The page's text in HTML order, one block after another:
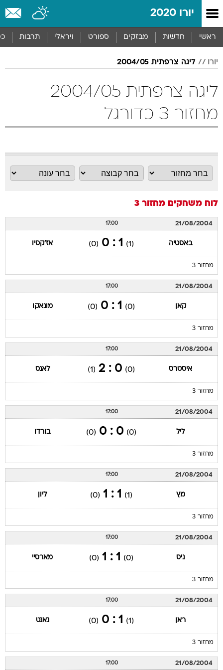
יורו 2020
ראשי חדשות מבזקים ספורט ויראלי תרבות
יורו ליגה צרפתית 2004/05
ליגה צרפתית 2004/05
מחזור 3 כדורגל
לוח משחקים מחזור 3
21/08/2004
17:00
באסטיה (1)
1 : 0
(0) אז'קסיו
מחזור 3
21/08/2004
17:00
קאן (0)
1 : 0
(0) מונאקו
מחזור 3
21/08/2004
17:00
איסטרס (0)
0 : 2
(1) לאנס
מחזור 3
21/08/2004
17:00
ליל (0)
0 : 0
(0) בורדו
מחזור 3
21/08/2004
17:00
מץ (1)
1 : 1
(0) ליון
מחזור 3
21/08/2004
17:00
ניס (0)
1 : 1
(0) מארסיי
מחזור 3
21/08/2004
17:00
ראן (1)
1 : 0
(0) נאנט
מחזור 3
21/08/2004
17:00